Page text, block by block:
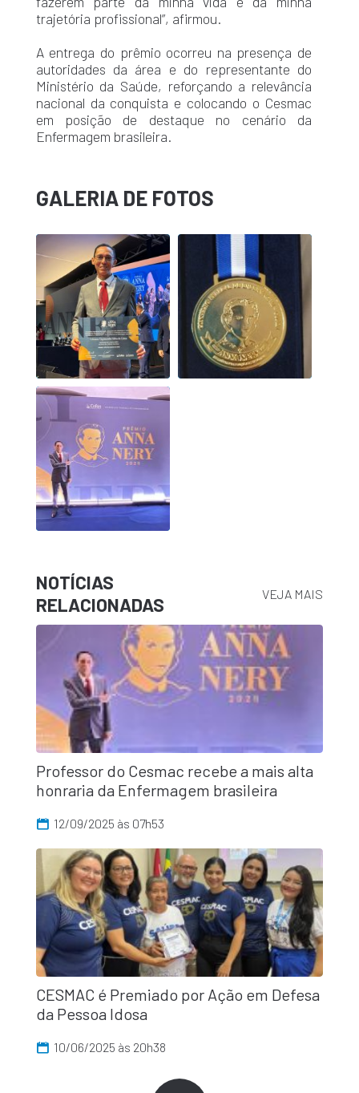
trajetória profissional”, afirmou.
A entrega do prêmio ocorreu na presença de
autoridades da área e do representante do
Ministério da Saúde, reforçando a relevância
nacional da conquista e colocando o Cesmac
em posição de destaque no cenário da
Enfermagem brasileira.
GALERIA DE FOTOS
NOTÍCIAS
RELACIONADAS
VEJA MAIS
Professor do Cesmac recebe a mais alta
honraria da Enfermagem brasileira
12/09/2025 às 07h53
CESMAC é Premiado por Ação em Defesa
da Pessoa Idosa
10/06/2025 às 20h38